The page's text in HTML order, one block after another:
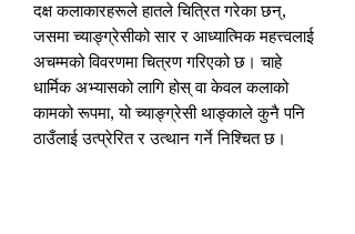
दक्ष कलाकारहरूले हातले चित्रित गरेका छन्,
जसमा च्याङ्ग्रेसीको सार र आध्यात्मिक महत्त्वलाई
अचम्मको विवरणमा चित्रण गरिएको छ। चाहे
धार्मिक अभ्यासको लागि होस् वा केवल कलाको
कामको रूपमा, यो च्याङ्ग्रेसी थाङ्काले कुनै पनि
ठाउँलाई उत्प्रेरित र उत्थान गर्ने निश्चित छ।